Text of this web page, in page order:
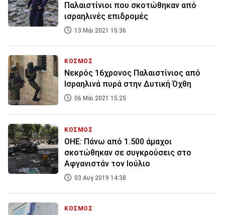
Παλαιστίνιοι που σκοτώθηκαν από
ισραηλινές επιδρομές
13 Μάι 2021 15:36
ΚΟΣΜΟΣ
Νεκρός 16χρονος Παλαιστίνιος από
Ισραηλινά πυρά στην Δυτική Όχθη
06 Μάι 2021 15:25
ΚΟΣΜΟΣ
ΟΗΕ: Πάνω από 1.500 άμαχοι
σκοτώθηκαν σε συγκρούσεις στο
Αφγανιστάν τον Ιούλιο
03 Αυγ 2019 14:38
ΚΟΣΜΟΣ